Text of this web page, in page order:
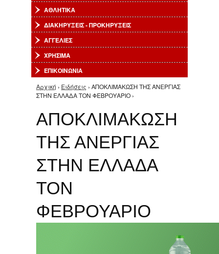
ΑΘΛΗΤΙΚΑ
ΔΙΑΚΗΡΥΞΕΙΣ - ΠΡΟΚΗΡΥΞΕΙΣ
ΑΓΓΕΛΙΕΣ
ΧΡΗΣΙΜΑ
ΕΠΙΚΟΙΝΩΝΙΑ
Είστε εδώ
Αρχική › Ειδήσεις › ΑΠΟΚΛΙΜΑΚΩΣΗ ΤΗΣ ΑΝΕΡΓΙΑΣ
ΣΤΗΝ ΕΛΛΑΔΑ ΤΟΝ ΦΕΒΡΟΥΑΡΙΟ ›
ΑΠΟΚΛΙΜΑΚΩΣΗ
ΤΗΣ ΑΝΕΡΓΙΑΣ
ΣΤΗΝ ΕΛΛΑΔΑ
ΤΟΝ
ΦΕΒΡΟΥΑΡΙΟ